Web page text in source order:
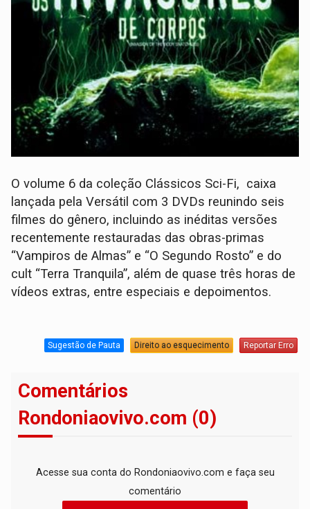
O volume 6 da coleção Clássicos Sci-Fi, caixa
lançada pela Versátil com 3 DVDs reunindo seis
filmes do gênero, incluindo as inéditas versões
recentemente restauradas das obras-primas
“Vampiros de Almas” e “O Segundo Rosto” e do
cult “Terra Tranquila”, além de quase três horas de
vídeos extras, entre especiais e depoimentos.
Sugestão de Pauta Direito ao esquecimento Reportar Erro
Comentários
Rondoniaovivo.com (0)
Acesse sua conta do Rondoniaovivo.com e faça seu
comentário